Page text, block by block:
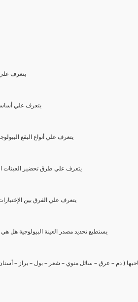
(1) يتعرف
(2) يتعرف علي
(3) يتعرف علي أنواع البقع
(4) يتعرف علي طرق تحضير العينات
(5) يتعرف علي الفرق بين
(6) يستطيع تحديد مصدر العينة البيولوجية
صاحبها ( دم – عرق – سائل منوي – شعر – بول – براز –